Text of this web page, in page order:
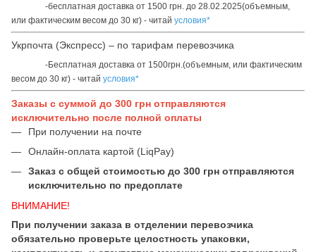
-бесплатная доставка от 1500 грн. до 28.02.2025(объемным,
или фактическим весом до 30 кг) - читай условия*
Укрпочта (Экспресс) – по тарифам перевозчика
-Бесплатная доставка от 1500грн.(объемным, или фактическим
весом до 30 кг) - читай условия*
Заказы с суммой до 300 грн отправляются
исключительно после полной оплаты
При получении на почте
Онлайн-оплата картой (LiqPay)
Заказ с общей стоимостью до 300 грн отправляются
исключительно по предоплате
ВНИМАНИЕ!
При получении заказа в отделении перевозчика
обязательно проверьте целостность упаковки,